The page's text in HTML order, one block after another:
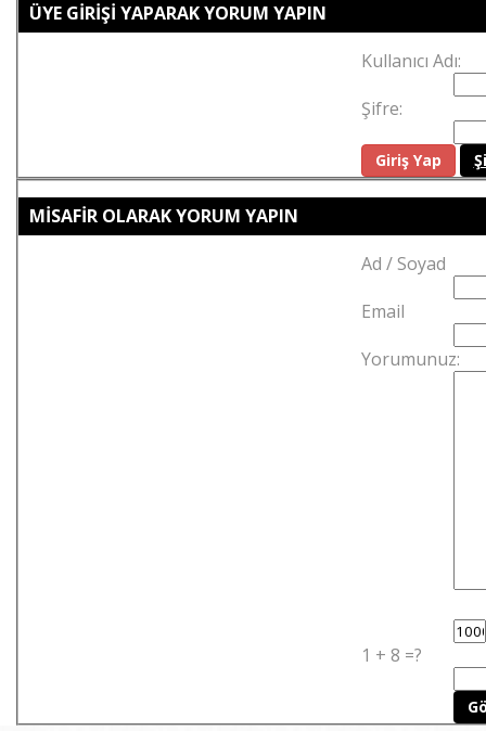
ÜYE GİRİŞİ YAPARAK YORUM YAPIN
Kullanıcı Adı:
Şifre:
MİSAFİR OLARAK YORUM YAPIN
Ad / Soyad
Email
Yorumunuz:
1 + 8 =?